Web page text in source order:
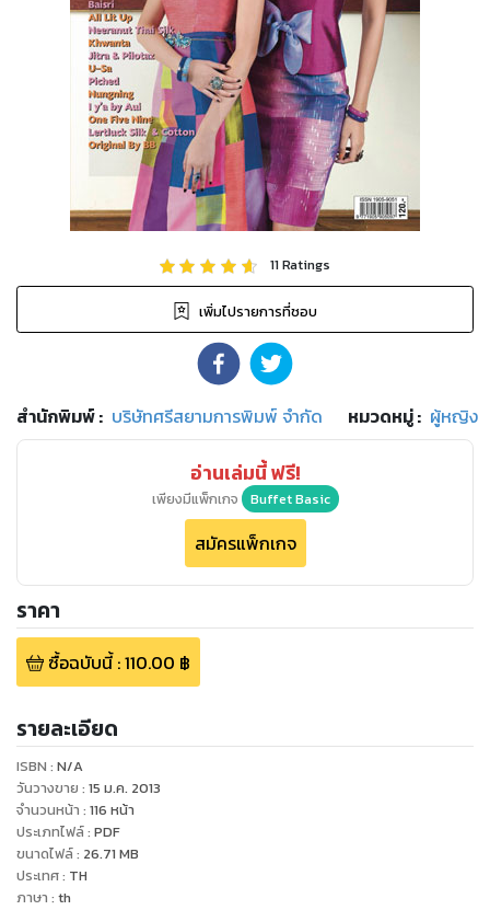
11Ratings
เพิ่มไปรายการที่ชอบ
สำนักพิมพ์: บริษัทศรีสยามการพิมพ์ จำกัด หมวดหมู่: ผู้หญิง
อ่านเล่มนี้ ฟรี!
เพียงมีแพ็กเกจ Buffet Basic
สมัครแพ็กเกจ
ราคา
ซื้อฉบับนี้:110.00 ฿
รายละเอียด
ISBN : N/A
วันวางขาย : 15 ม.ค. 2013
จำนวนหน้า : 116 หน้า
ประเภทไฟล์: PDF
ขนาดไฟล์: 26.71 MB
ประเทศ: TH
ภาษา : th